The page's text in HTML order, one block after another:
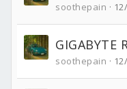
soothepain
GIGABYTE
soothepain